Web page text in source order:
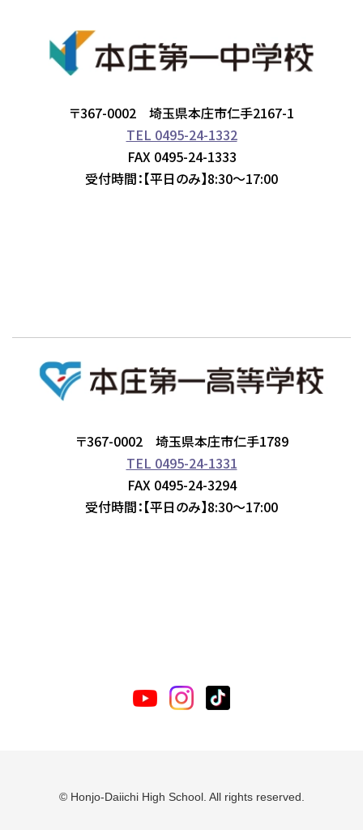
〒367-0002 埼玉県本庄市仁手2167-1
TEL 0495-24-1332
FAX 0495-24-1333
受付時間：【平日のみ】8:30～17:00
〒367-0002 埼玉県本庄市仁手1789
TEL 0495-24-1331
FAX 0495-24-3294
受付時間：【平日のみ】8:30～17:00
© Honjo-Daiichi High School. All rights reserved.